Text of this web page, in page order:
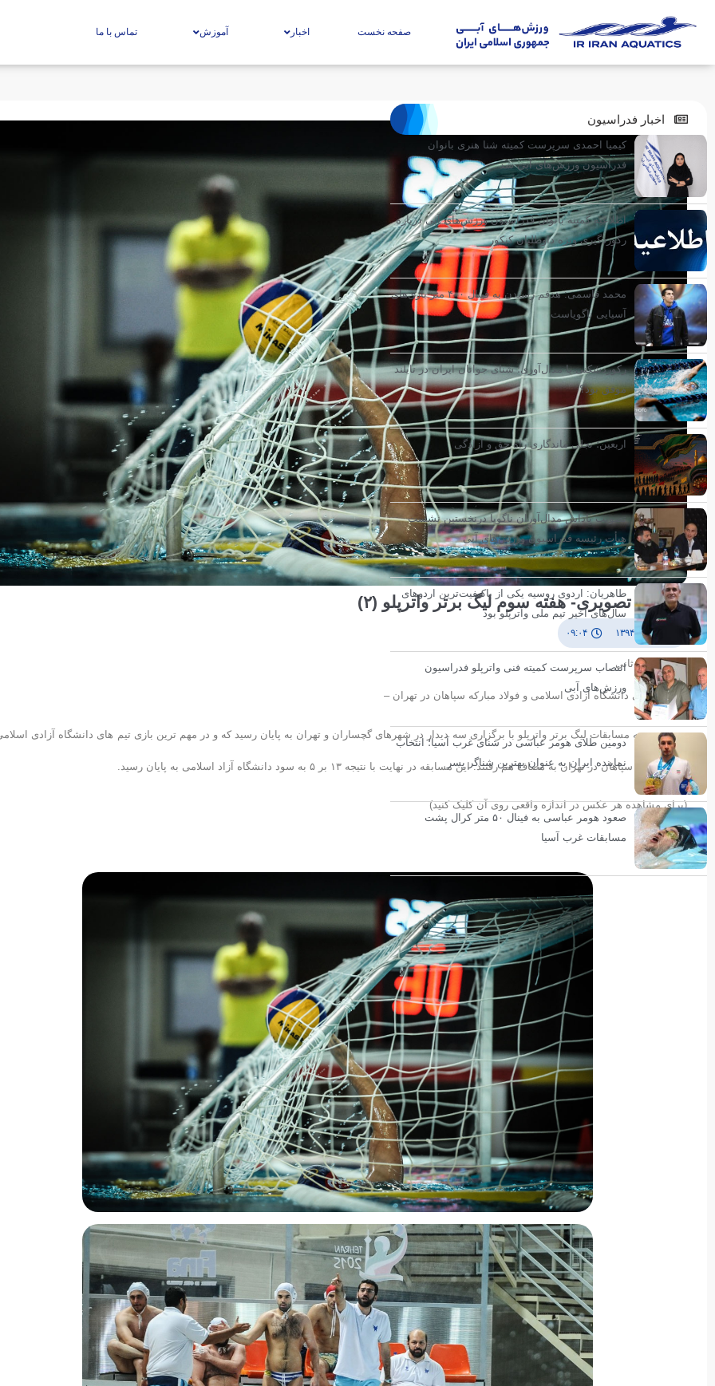
صفحه نخست اخبار آموزش تماس با ما
گزارش تصویری- هفته سوم لیگ برتر واترپلو (۲)
۰۹:۰۴
عکاس/ پیام ثانی
دیدارتیم های دانشگاه آزادی اسلامی و فولاد مبارکه سپاهان در تهران –
سومین هفته مسابقات لیگ برتر واترپلو با برگزاری سه دیدار در شهرهای گچساران و تهران به پایان رسید که و در مهم ترین بازی تیم های دانشگاه آزادی
فولاد مبارکه سپاهان در تهران به مصاف هم رفتند
(برای مشاهده هر عکس در اندازه واقعی روی آن کلیک کنید)
اخبار فدراسیون
کیمیا احمدی سرپرست کمیته شنا هنری بانوان
فدراسیون ورزش‌های آبی شد
اطلاعیه کمیته بانوان فدراسیون ورزش‌های آبی درباره
رکوردگیری ویژه داوطلبان کنکور
محمد قاسمی: هدفم رسیدن به فینال ۴۰۰ متر بازی‌های
آسیایی ناگویاست
رکوردشکنی یا مدال‌آوری؛ شنای جوانان ایران در تایلند
موفق بود؟
اربعین؛ تجلی ماندگاری راه حق و آزادگی
تصویب پاداش مدال‌آوران ناگویا درنخستین نشست
هیأت رئیسه فدراسیون ورزش‌های آبی
طاهریان: اردوی روسیه یکی از باکیفیت‌ترین اردوهای
سال‌های اخیر تیم ملی واترپلو بود
انتصاب سرپرست کمیته فنی واترپلو فدراسیون
ورزش‌های آبی
دومین طلای هومر عباسی در شنای غرب آسیا؛ انتخاب
نماینده ایران به عنوان بهترین شناگر پسر
صعود هومر عباسی به فینال ۵۰ متر کرال پشت
مسابقات غرب آسیا